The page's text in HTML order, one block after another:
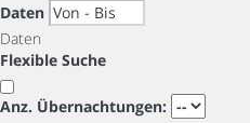
Daten
Daten
Flexible Suche
Anz. Übernachtungen: